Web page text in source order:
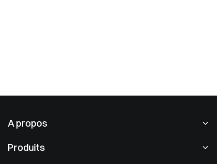
A propos
Produits